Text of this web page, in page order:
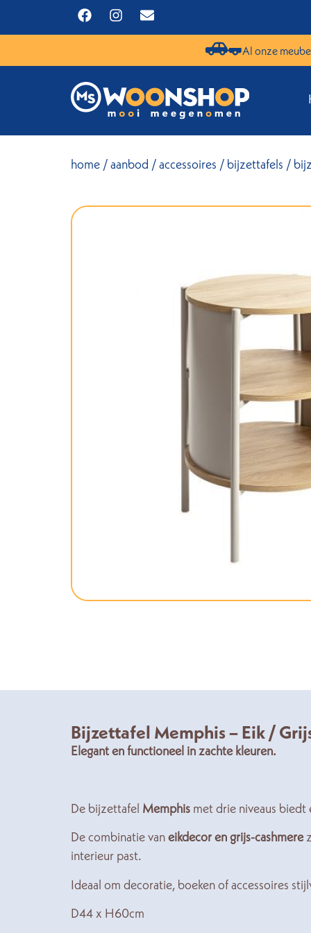
Al onze
home /aanbod /accessoires / bijzettafels /
Bijzettafel Memphis – Eik /
Elegant en functioneel in zachte kleuren.
De bijzettafel Memphis met drie niveaus
De combinatie vaneikdecor en grijs-cashmere
interieur past.
Ideaal om decoratie, boeken of accessoires
D44 x H60cm